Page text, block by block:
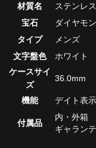
材質名
ステンレ
宝石
ダイヤモ
タイプ
メンズ
文字盤色
ホワイト
ケースサイ
ズ
36.0mm
機能 デイト表示
付属品
内・外箱
ギャラン